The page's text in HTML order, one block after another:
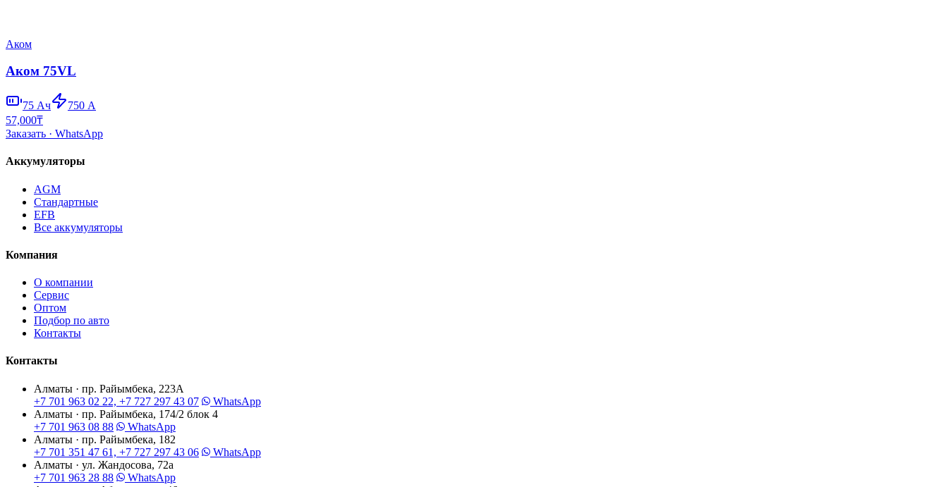
Аком
Аком 75VL
75 Ач 750 А
57,000₸
Заказать · WhatsApp
Аккумуляторы
AGM
Стандартные
EFB
Все аккумуляторы
Компания
О компании
Сервис
Оптом
Подбор по авто
Контакты
Контакты
Алматы · пр. Райымбека, 223А
+7 701 963 02 22, +7 727 297 43 07
WhatsApp
Алматы · пр. Райымбека, 174/2 блок 4
+7 701 963 08 88
WhatsApp
Алматы · пр. Райымбека, 182
+7 701 351 47 61, +7 727 297 43 06
WhatsApp
Алматы · ул. Жандосова, 72а
+7 701 963 28 88
WhatsApp